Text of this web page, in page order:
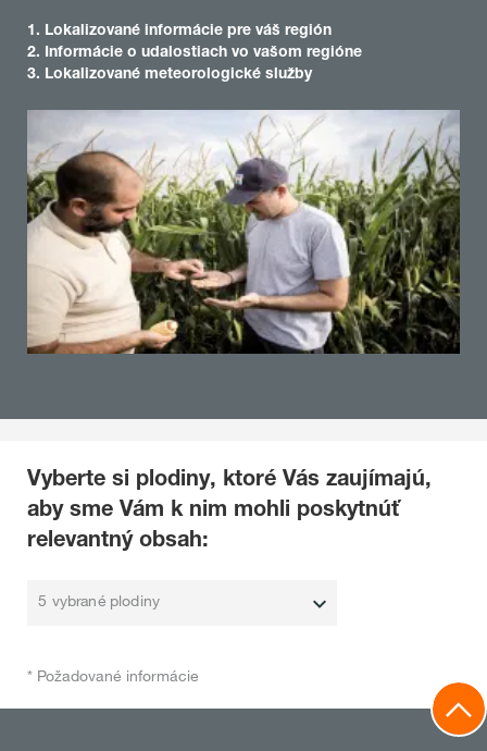
1. Lokalizované informácie pre váš región
2. Informácie o udalostiach vo vašom regióne
3. Lokalizované meteorologické služby
Vyberte si plodiny, ktoré Vás zaujímajú,
aby sme Vám k nim mohli poskytnúť
relevantný obsah:
5 vybrané plodiny
* Požadované informácie